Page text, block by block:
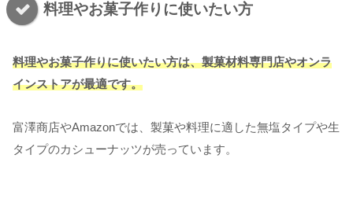
料理やお菓子作りに使いたい方
料理やお菓子作りに使いたい方は、製菓材料専門店やオンラ
インストアが最適です。
富澤商店やAmazonでは、製菓や料理に適した無塩タイプや生
タイプのカシューナッツが売っています。